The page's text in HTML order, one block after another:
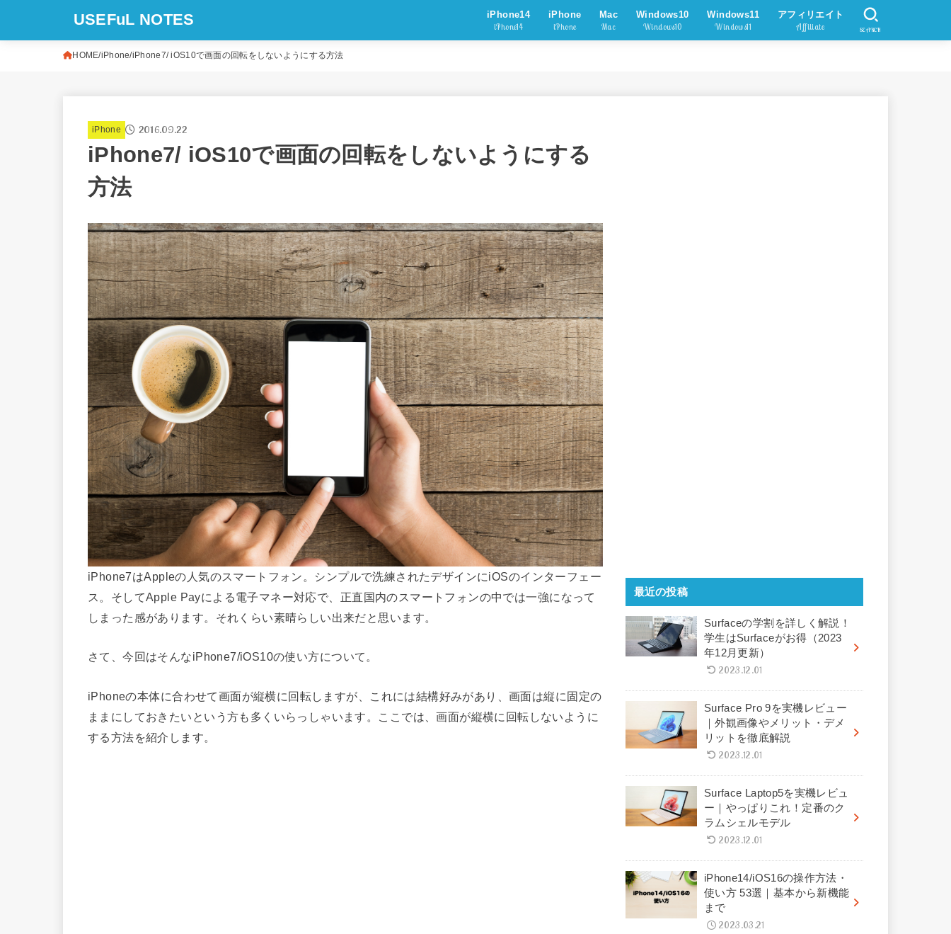
USEFuL NOTES iPhone14
iPhone14
iPhone
iPhone
Mac
Mac
Windows10
Windows10
Windows11
Windows11
アフィリエイト
Affiliate SEARCH
HOME iPhone iPhone7/ iOS10で画面の回転をしないようにする方法
iPhone 2016.09.22
iPhone7/ iOS10で画面の回転をしないようにする
方法
iPhone7はAppleの人気のスマートフォン。シンプルで洗練されたデザインにiOSのインターフェー
ス。そしてApple Payによる電子マネー対応で、正直国内のスマートフォンの中では一強になって
しまった感があります。それくらい素晴らしい出来だと思います。
さて、今回はそんなiPhone7/iOS10の使い方について。
iPhoneの本体に合わせて画面が縦横に回転しますが、これには結構好みがあり、画面は縦に固定の
ままにしておきたいという方も多くいらっしゃいます。ここでは、画面が縦横に回転しないように
する方法を紹介します。
最近の投稿
Surfaceの学割を詳しく解説！
学生はSurfaceがお得（2023
年12月更新）
2023.12.01
Surface Pro 9を実機レビュー
｜外観画像やメリット・デメ
リットを徹底解説
2023.12.01
Surface Laptop5を実機レビュ
ー｜やっぱりこれ！定番のク
ラムシェルモデル
2023.12.01
iPhone14/iOS16の操作方法・
使い方 53選｜基本から新機能
まで
2023.03.21